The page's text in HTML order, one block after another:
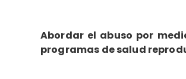
Abordar el abuso por
programas de salud